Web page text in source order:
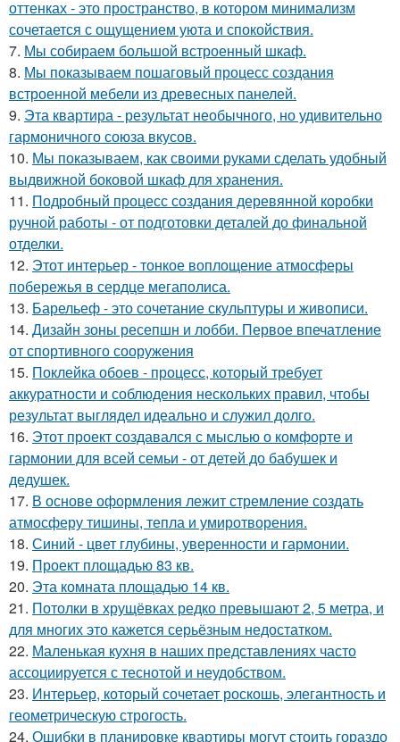
оттенках - это пространство, в котором минимализм
сочетается с ощущением уюта и спокойствия.
7. Мы собираем большой встроенный шкаф.
8. Мы показываем пошаговый процесс создания
встроенной мебели из древесных панелей.
9. Эта квартира - результат необычного, но удивительно
гармоничного союза вкусов.
10. Мы показываем, как своими руками сделать удобный
выдвижной боковой шкаф для хранения.
11. Подробный процесс создания деревянной коробки
ручной работы - от подготовки деталей до финальной
отделки.
12. Этот интерьер - тонкое воплощение атмосферы
побережья в сердце мегаполиса.
13. Барельеф - это сочетание скульптуры и живописи.
14. Дизайн зоны ресепшн и лобби. Первое впечатление
от спортивного сооружения
15. Поклейка обоев - процесс, который требует
аккуратности и соблюдения нескольких правил, чтобы
результат выглядел идеально и служил долго.
16. Этот проект создавался с мыслью о комфорте и
гармонии для всей семьи - от детей до бабушек и
дедушек.
17. В основе оформления лежит стремление создать
атмосферу тишины, тепла и умиротворения.
18. Синий - цвет глубины, уверенности и гармонии.
19. Проект площадью 83 кв.
20. Эта комната площадью 14 кв.
21. Потолки в хрущёвках редко превышают 2, 5 метра, и
для многих это кажется серьёзным недостатком.
22. Маленькая кухня в наших представлениях часто
ассоциируется с теснотой и неудобством.
23. Интерьер, который сочетает роскошь, элегантность и
геометрическую строгость.
24. Ошибки в планировке квартиры могут стоить гораздо